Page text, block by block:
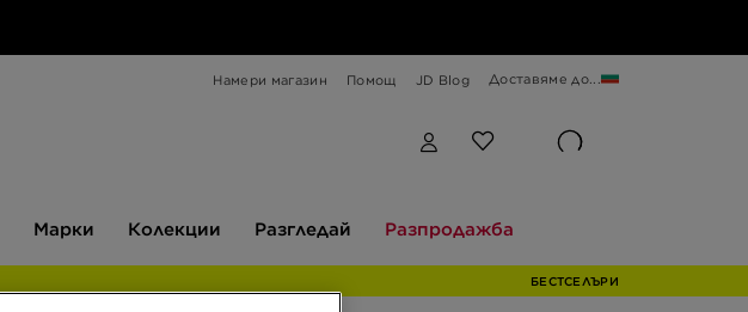
Намери магазин Помощ JD Blog Доставяме до...
Марки Колекции Разгледай Разпродажба
БЕСТСЕЛЪРИ